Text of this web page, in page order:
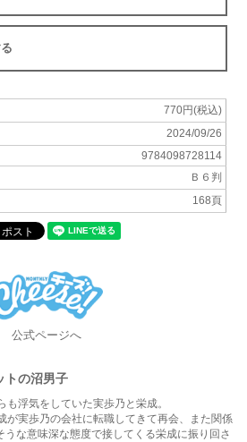
770円(税込)
2024/09/26
9784098728114
Ｂ６判
168頁
公式ページへ
トの沼男子
浮気をしていた実歩乃と栄成。
実歩乃の会社に転職してきて再会、また関係
な意味深な態度で接してくる栄成に振り回さ